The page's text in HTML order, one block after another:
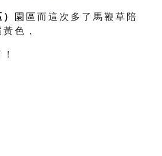
園區 而這次多了馬鞭草陪
色，